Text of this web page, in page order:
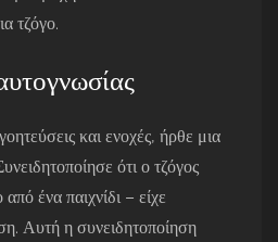
τζόγο.
και ενοχές, ήρθε μια
ότι ο τζόγος
από ένα παιχνίδι – είχε
Αυτή η συνειδητοποίηση